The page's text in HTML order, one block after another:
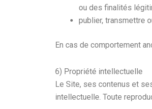
ou des finalités
publier, transmettre
En cas de comportement
6) Propriété intellectuelle
Le Site, ses contenus et
intellectuelle. Toute